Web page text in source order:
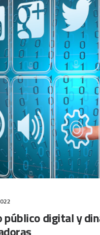
público digital y